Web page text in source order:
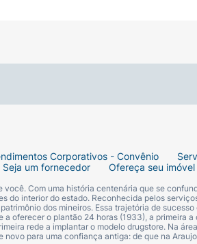
Corporativos - Convênio
Seja um fornecedor Ofereça seu imóvel
Com uma história centenária que se
do interior do estado. Reconhecida pelos
dos mineiros. Essa trajetória de
oferecer o plantão 24 horas (1933), a primeira
rede a implantar o modelo drugstore. Na
novo para uma confiança antiga: de que na